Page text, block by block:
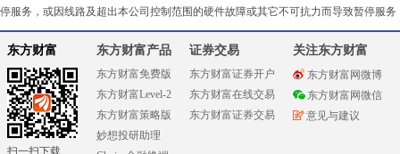
停服务，或因线路及超出本公司控制范围的硬件故障或其它不可抗力而导致暂停服
东方财富
扫一扫下载
东方财富产品
东方财富免费版
东方财富Level-2
东方财富策略版
妙想投研助理
证券交易
东方财富证券开户
东方财富在线交易
东方财富证券交易
关注东方财富
东方财富网微博
东方财富网微信
意见与建议